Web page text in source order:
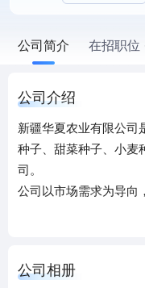
公司简介 在招职位
公司介绍
新疆华夏农业有限公司
种子、甜菜种子、小麦
司。
公司以市场需求为导向
务”为手段，使研发生
有限公司建成国内领先
公司相册